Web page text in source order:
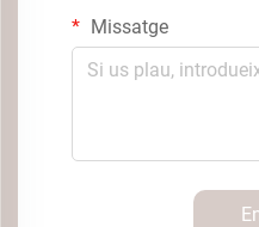
Missatge